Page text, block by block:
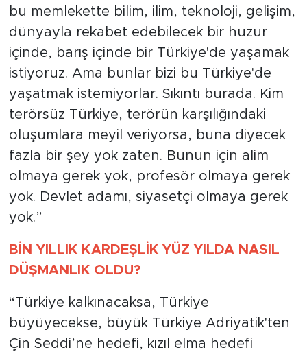
bu memlekette bilim, ilim, teknoloji, gelişim,
dünyayla rekabet edebilecek bir huzur
içinde, barış içinde bir Türkiye'de yaşamak
istiyoruz. Ama bunlar bizi bu Türkiye'de
yaşatmak istemiyorlar. Sıkıntı burada. Kim
terörsüz Türkiye, terörün karşılığındaki
oluşumlara meyil veriyorsa, buna diyecek
fazla bir şey yok zaten. Bunun için alim
olmaya gerek yok, profesör olmaya gerek
yok. Devlet adamı, siyasetçi olmaya gerek
yok.”
BİN YILLIK KARDEŞLİK YÜZ YILDA NASIL
DÜŞMANLIK OLDU?
“Türkiye kalkınacaksa, Türkiye
büyüyecekse, büyük Türkiye Adriyatik'ten
Çin Seddi’ne hedefi, kızıl elma hedefi